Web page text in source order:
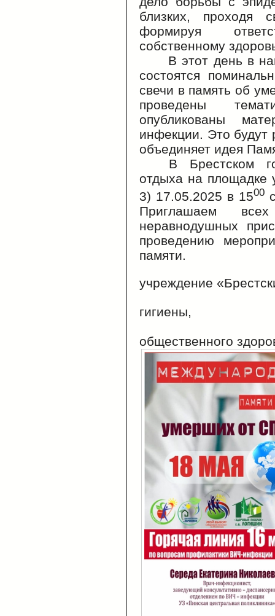
близких, проходя
формируя
собственному
В этот день в
состоятся
свечи в память об
проведены
опубликованы
инфекции. Это будут
объединяет идея
В Брестском
отдыха на площадке
3) 17.05.2025 в 1500
Приглашаем
неравнодушных
проведению
памяти.
учреждение
гигиены,
общественного